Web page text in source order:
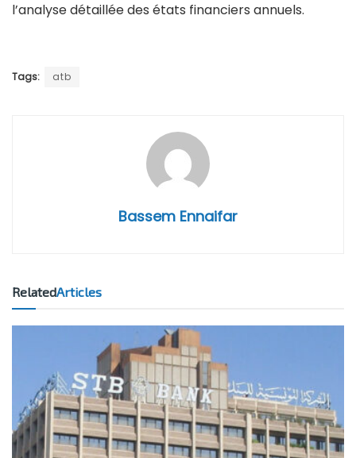
l’analyse détaillée des états financiers annuels.
Tags: atb
Bassem Ennaifar
RelatedArticles